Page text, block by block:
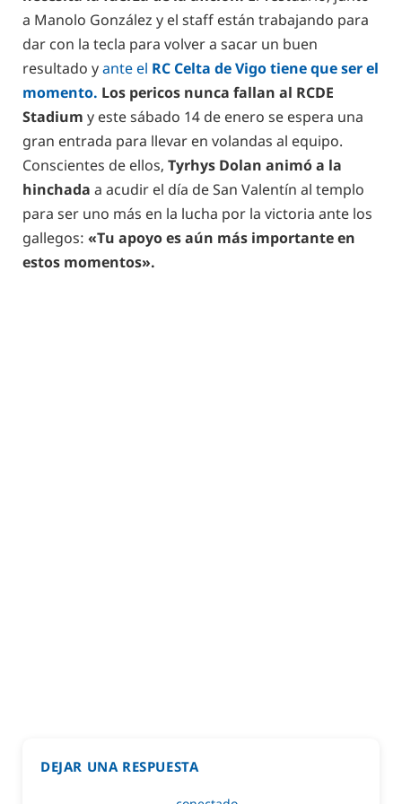
a Manolo González y el staff están trabajando para
dar con la tecla para volver a sacar un buen
resultado yante el RC Celta de Vigo tiene que ser el
momento. Los pericos nunca fallan al RCDE
Stadium y este sábado 14 de enero se espera una
gran entrada para llevar en volandas al equipo.
Conscientes de ellos, Tyrhys Dolan animó a la
hinchada a acudir el día de San Valentín al templo
para ser uno más en la lucha por la victoria ante los
gallegos: «Tu apoyo es aún más importante en
estos momentos».
DEJAR UNA RESPUESTA